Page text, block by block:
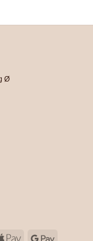
Ø
Apple
Google